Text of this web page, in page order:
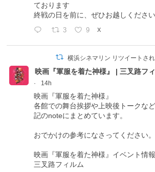
ております
終戦の日を前に、ぜひお越しください
3 9 X
横浜シネマリン リツイートさ
映画『軍服を着た神様』 | 三叉路フ
·
14h
映画『軍服を着た神様』
各館での舞台挨拶や上映後トークな
記のnoteにまとめています。
おでかけの参考になさってください。
映画『軍服を着た神様』イベント情
三叉路フィルム